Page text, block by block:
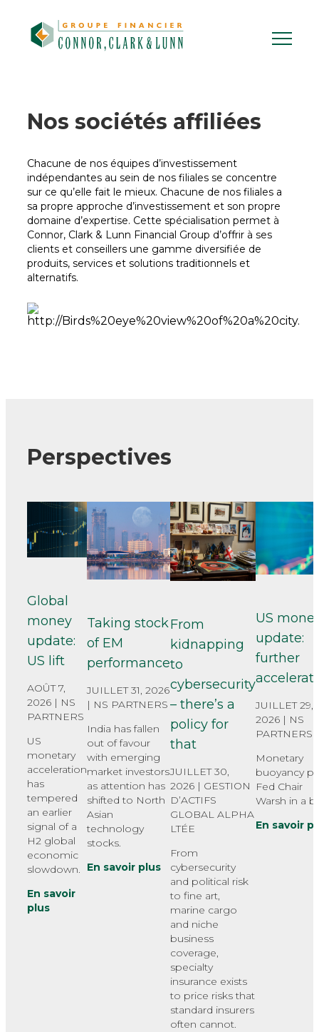
content
Nos sociétés affiliées
Chacune de nos équipes d’investissement
indépendantes au sein de nos filiales se concentre
sur ce qu’elle fait le mieux. Chacune de nos filiales a
sa propre approche d’investissement et son propre
domaine d’expertise. Cette spécialisation permet à
Connor, Clark & Lunn Financial Group d’offrir à ses
clients et conseillers une gamme diversifiée de
produits, services et solutions traditionnels et
alternatifs.
Perspectives
Global
money
update:
US lift
AOÛT 7,
2026 | NS
PARTNERS
US
monetary
acceleration
has
tempered
an earlier
signal of a
H2 global
economic
slowdown.
En savoir
plus
Taking stock
of EM
performance
JUILLET 31, 2026
| NS PARTNERS
India has fallen
out of favour
with emerging
market investors
as attention has
shifted to North
Asian
technology
stocks.
En savoir plus
From
kidnapping
to
cybersecurity
– there’s a
policy for
that
JUILLET 30,
2026 | GESTION
D’ACTIFS
GLOBAL ALPHA
LTÉE
From
cybersecurity
and political risk
to fine art,
marine cargo
and niche
business
coverage,
specialty
insurance exists
to price risks that
standard insurers
often cannot.
US
update:
further
JUILLET 29,
2026 | NS
PARTNERS
Monetary
buoyancy
Fed Chair
Warsh in a
En savoir